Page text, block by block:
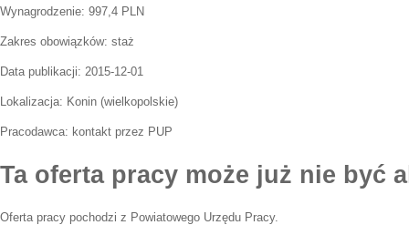
Wynagrodzenie: 997,4 PLN
Zakres obowiązków: staż
Data publikacji: 2015-12-01
Lokalizacja: Konin (wielkopolskie)
Pracodawca: kontakt przez PUP
Ta oferta pracy może już nie być
Oferta pracy pochodzi z Powiatowego Urzędu Pracy.